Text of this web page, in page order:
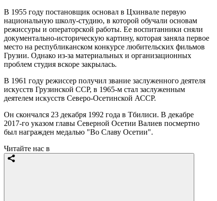
В 1955 году постановщик основал в Цхинвале первую
национальную школу-студию, в которой обучали основам
режиссуры и операторской работы. Ее воспитанники сняли
документально-историческую картину, которая заняла первое
место на республиканском конкурсе любительских фильмов
Грузии. Однако из-за материальных и организационных
проблем студия вскоре закрылась.
В 1961 году режиссер получил звание заслуженного деятеля
искусств Грузинской ССР, в 1965-м стал заслуженным
деятелем искусств Северо-Осетинской АССР.
Он скончался 23 декабря 1992 года в Тбилиси. В декабре
2017-го указом главы Северной Осетии Валиев посмертно
был награжден медалью "Во Славу Осетии".
Читайте нас в